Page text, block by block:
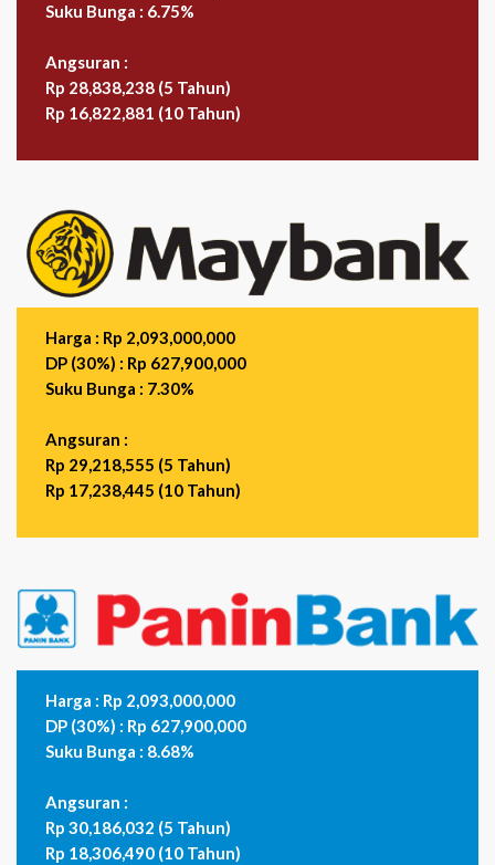
Suku Bunga : 6.75%
Angsuran :
Rp 28,838,238 (5 Tahun)
Rp 16,822,881 (10 Tahun)
Harga : Rp 2,093,000,000
DP (30%) : Rp 627,900,000
Suku Bunga : 7.30%
Angsuran :
Rp 29,218,555 (5 Tahun)
Rp 17,238,445 (10 Tahun)
Harga : Rp 2,093,000,000
DP (30%) : Rp 627,900,000
Suku Bunga : 8.68%
Angsuran :
Rp 30,186,032 (5 Tahun)
Rp 18,306,490 (10 Tahun)